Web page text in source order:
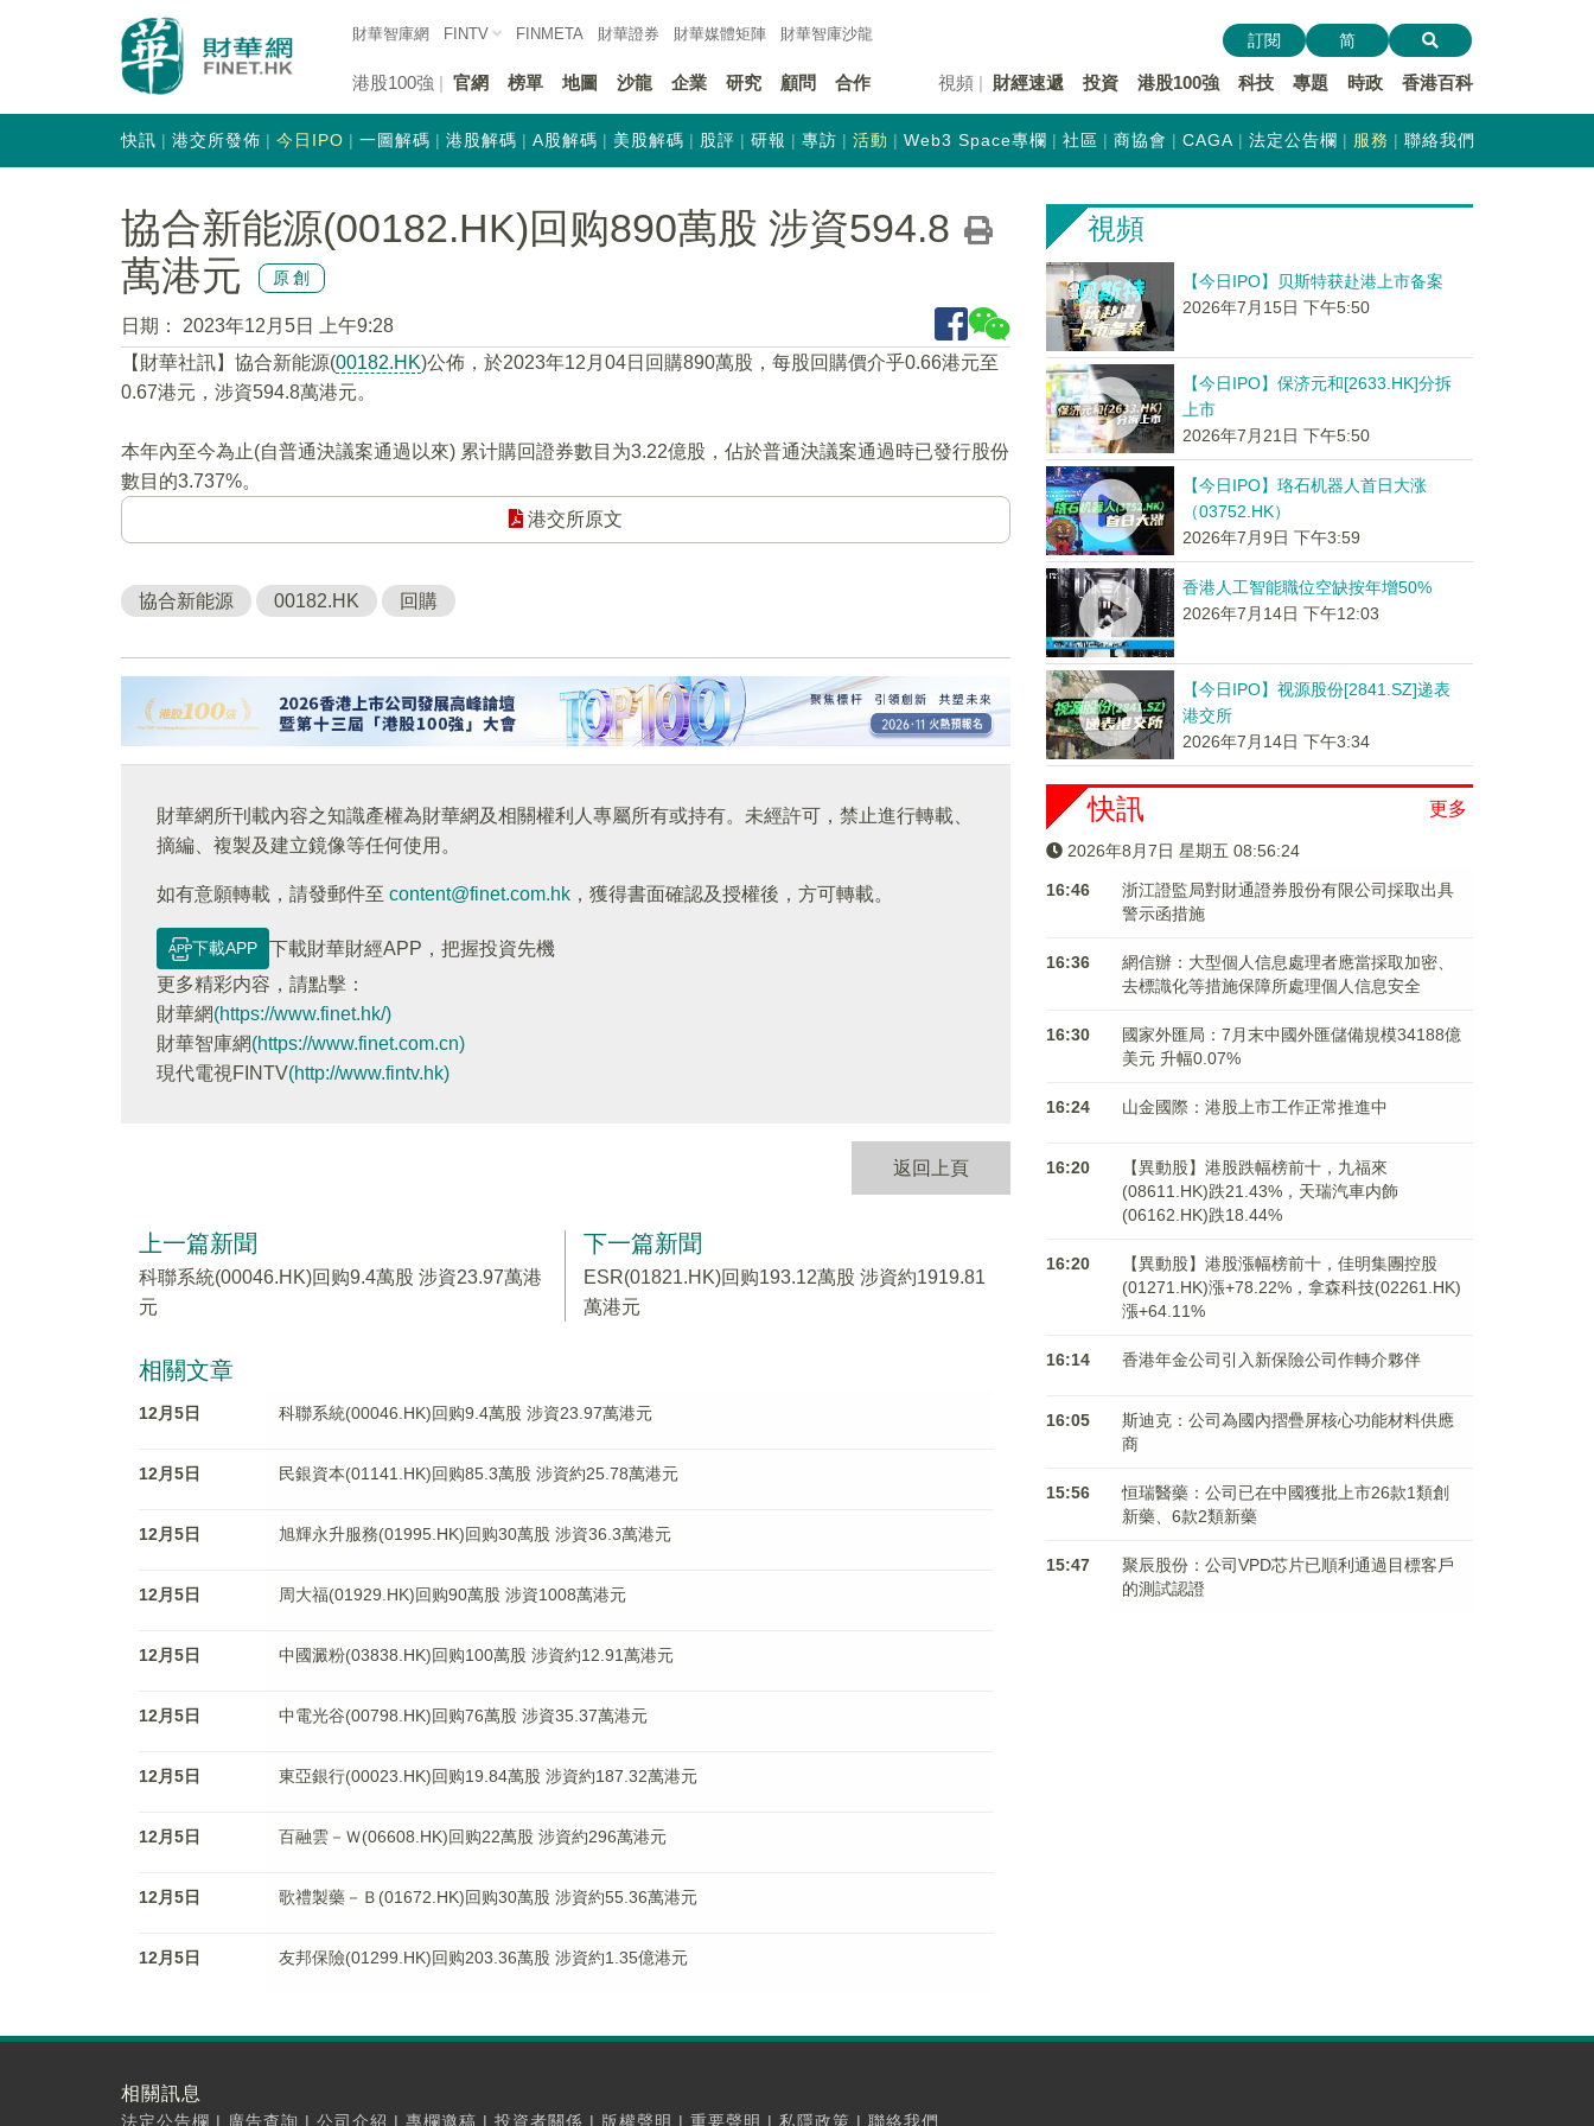
財華智庫網 FINTV FINMETA 財華證券 財華媒體矩陣 財華智庫沙龍
港股100強 官網 榜單 地圖 沙龍 企業 研究 顧問 合作 視頻 財經速遞 投資 港股100強 科技 專題 時政 香港百科
訂閱 简
快訊 港交所發佈 今日IPO 一圖解碼 港股解碼 A股解碼 美股解碼 股評 研報 專訪 活動 Web3 Space專欄 社區 商協會 CAGA 法定公告欄 服務 聯絡我們
協合新能源(00182.HK)回购890萬股 涉資594.8
萬港元
原創
日期：
2023年12月5日 上午9:28
【財華社訊】協合新能源(00182.HK)公佈，於2023年12月04日回購890萬股，每股回購價介乎0.66港元至
0.67港元，涉資594.8萬港元。
本年內至今為止(自普通決議案通過以來) 累计購回證券數目为3.22億股，佔於普通決議案通過時已發行股份
數目的3.737%。
港交所原文
協合新能源 00182.HK 回購
財華網所刊載內容之知識產權為財華網及相關權利人專屬所有或持有。未經許可，禁止進行轉載、
摘編、複製及建立鏡像等任何使用。
如有意願轉載，請發郵件至 content@finet.com.hk ，獲得書面確認及授權後，方可轉載。
下載APP
下載財華財經APP，把握投資先機
更多精彩内容，請點擊：
財華網(https://www.finet.hk/)
財華智庫網(https://www.finet.com.cn)
現代電視FINTV(http://www.fintv.hk)
返回上頁
上一篇新聞
科聯系統(00046.HK)回购9.4萬股 涉資23.97萬港
元
下一篇新聞
ESR(01821.HK)回购193.12萬股 涉資約1919.81
萬港元
相關文章
12月5日 科聯系統(00046.HK)回购9.4萬股 涉資23.97萬港元
12月5日 民銀資本(01141.HK)回购85.3萬股 涉資約25.78萬港元
12月5日 旭輝永升服務(01995.HK)回购30萬股 涉資36.3萬港元
12月5日 周大福(01929.HK)回购90萬股 涉資1008萬港元
12月5日 中國澱粉(03838.HK)回购100萬股 涉資約12.91萬港元
12月5日 中電光谷(00798.HK)回购76萬股 涉資35.37萬港元
12月5日 東亞銀行(00023.HK)回购19.84萬股 涉資約187.32萬港元
12月5日 百融雲－Ｗ(06608.HK)回购22萬股 涉資約296萬港元
12月5日 歌禮製藥－Ｂ(01672.HK)回购30萬股 涉資約55.36萬港元
12月5日 友邦保險(01299.HK)回购203.36萬股 涉資約1.35億港元
視頻
【今日IPO】贝斯特获赴港上市备案
2026年7月15日 下午5:50
【今日IPO】保济元和[2633.HK]分拆
上市
2026年7月21日 下午5:50
【今日IPO】珞石机器人首日大涨
（03752.HK）
2026年7月9日 下午3:59
香港人工智能職位空缺按年增50%
2026年7月14日 下午12:03
【今日IPO】视源股份[2841.SZ]递表
港交所
2026年7月14日 下午3:34
更多
快訊
2026年8月7日 星期五 08:56:24
16:46
浙江證監局對財通證券股份有限公司採取出具
警示函措施
16:36
網信辦：大型個人信息處理者應當採取加密、
去標識化等措施保障所處理個人信息安全
16:30
國家外匯局：7月末中國外匯儲備規模34188億
美元 升幅0.07%
16:24 山金國際：港股上市工作正常推進中
16:20
【異動股】港股跌幅榜前十，九福來
(08611.HK)跌21.43%，天瑞汽車内飾
(06162.HK)跌18.44%
16:20
【異動股】港股漲幅榜前十，佳明集團控股
(01271.HK)漲+78.22%，拿森科技(02261.HK)
漲+64.11%
16:14 香港年金公司引入新保險公司作轉介夥伴
16:05
斯迪克：公司為國內摺疊屏核心功能材料供應
商
15:56
恒瑞醫藥：公司已在中國獲批上市26款1類創
新藥、6款2類新藥
15:47
聚辰股份：公司VPD芯片已順利通過目標客戶
的測試認證
相關訊息
法定公告欄 | 廣告查詢 | 公司介紹 | 專欄邀稿 | 投資者關係 | 版權聲明 | 重要聲明 | 私隱政策 | 聯絡我們